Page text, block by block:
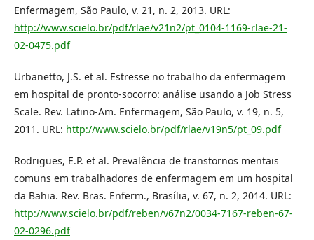
Enfermagem, São Paulo, v. 21, n. 2, 2013. URL:
http://www.scielo.br/pdf/rlae/v21n2/pt_0104-1169-rlae-21-
02-0475.pdf
Urbanetto, J.S. et al. Estresse no trabalho da enfermagem
em hospital de pronto-socorro: análise usando a Job Stress
Scale. Rev. Latino-Am. Enfermagem, São Paulo, v. 19, n. 5,
2011. URL: http://www.scielo.br/pdf/rlae/v19n5/pt_09.pdf
Rodrigues, E.P. et al. Prevalência de transtornos mentais
comuns em trabalhadores de enfermagem em um hospital
da Bahia. Rev. Bras. Enferm., Brasília, v. 67, n. 2, 2014. URL:
http://www.scielo.br/pdf/reben/v67n2/0034-7167-reben-67-
02-0296.pdf